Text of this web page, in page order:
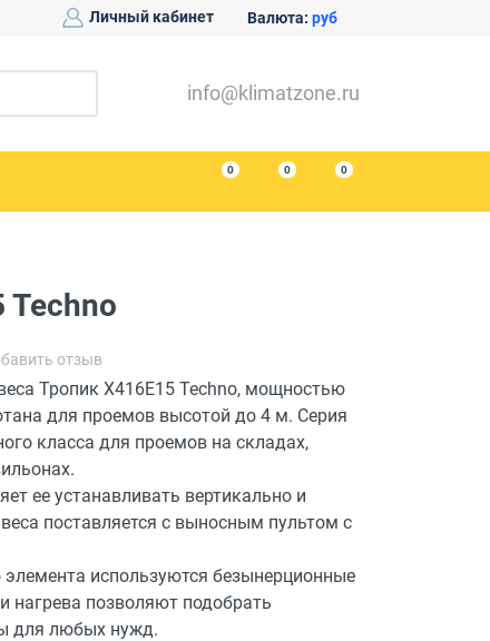
Личный кабинет Валюта: руб
info@klimatzone.ru
0 0 0
Techno
отзыв
Тропик Х416Е15 Techno, мощностью
для проемов высотой до 4 м. Серия
класса для проемов на складах,
ее устанавливать вертикально и
поставляется с выносным пультом с
элемента используются безынерционные
нагрева позволяют подобрать
для любых нужд.